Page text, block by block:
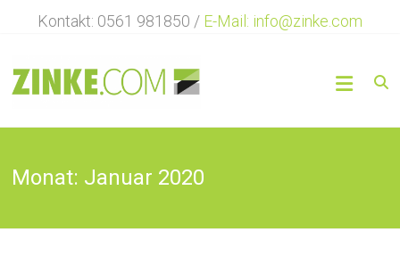
Kontakt: 0561 981850 / E-Mail: info@zinke.com
Werbetechnik
in
Monat: Januar 2020